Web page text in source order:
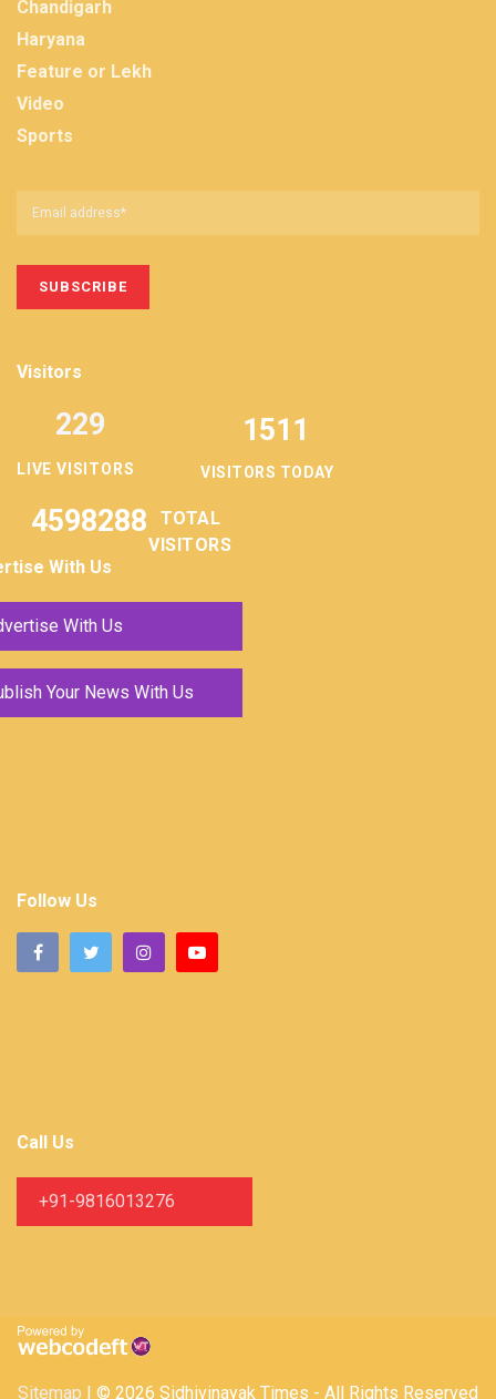
Chandigarh
Haryana
Feature or Lekh
Video
Sports
Visitors
LIVE VISITORS
229 1511
VISITORS TODAY
4598288
TOTAL
VISITORS
With Us
With Us
Your News With Us
Follow Us
Call Us
+91-9816013276
Sitemap | © 2026 Sidhivinayak Times - All Rights Reserved